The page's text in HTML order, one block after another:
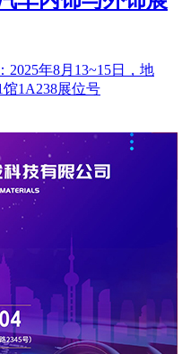
年8月13~15日，地
1A238展位号